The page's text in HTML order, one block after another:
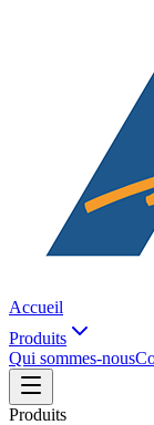
Accueil
Produits
Qui sommes-nous
Produits